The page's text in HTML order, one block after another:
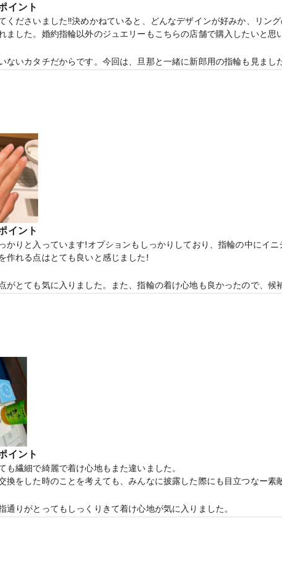
マネーがもらえる【マイナビウエディングカップル応援キャンペーン
イント
くださいました‼︎決めかねていると、どんなデザインが好みか、リン
ました。婚約指輪以外のジュエリーもこちらの店舗で購入したいと思
ないカタチだからです。今回は、旦那と一緒に新郎用の指輪も見まし
ので、自分だけの指輪を作れる点がとても良いと感じています‼︎
り口で写真を撮ると良い思い出になると思いました‼︎定員さんは、一
中、1組ずつ丁寧に対応してくださいます‼︎
info
マネーがもらえる【マイナビウエディングカップル応援キャンペーン
イント
かりと入っています!オプションもしっかりしており、指輪の中にイ
作れる点はとても良いと感じました!
がとても気に入りました。また、指輪の着け心地も良かったので、候
ます。プラチナにこだわるなら銀座ダイヤモンドシライシに行くべ
て相談できました。また、今だけでなく何十年も使うからこそのアフ
ヤモンドがどのように違うかも教えてくだって色々勉強になりました!
マネーがもらえる【マイナビウエディングカップル応援キャンペーン
イント
繊細で綺麗で着け心地もまた違いました。
換をした時のことを考えても、みんなに披露した際にも目立つなー素
りがとってもしっくりきて着け心地が気に入りました。
思う指輪をショップの方に沢山持ってきてもらい試着しましたが、ど
ばんグッときました
り、そして、それを把握しながらもたくさんの情報や知識やほかのブ
ったですし自分の好みも知れました！